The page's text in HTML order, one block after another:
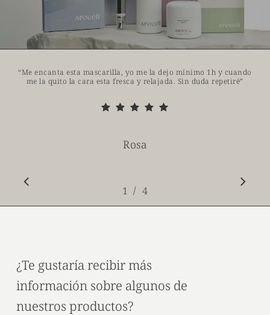
“Me encanta esta mascarilla, yo me la dejo mínimo 1h y cuando
me la quito la cara esta fresca y relajada. Sin duda repetiré”
Rosa
1 2 3
/ 4
¿Te gustaría recibir más
información sobre algunos de
nuestros productos?